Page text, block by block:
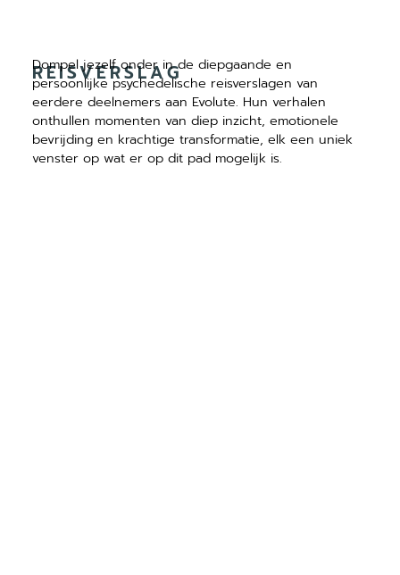
REISVERSLAG
Dompel jezelf onder in de diepgaande en
persoonlijke psychedelische reisverslagen van
eerdere deelnemers aan Evolute. Hun verhalen
onthullen momenten van diep inzicht, emotionele
bevrijding en krachtige transformatie, elk een uniek
venster op wat er op dit pad mogelijk is.